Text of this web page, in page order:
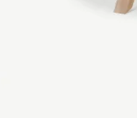
pulbervärvitud
kodus.